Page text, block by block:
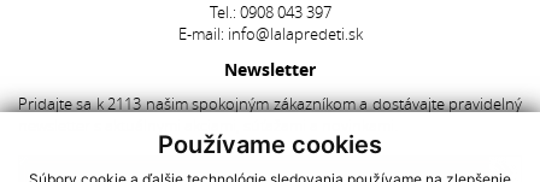
Používame cookies
Tel.: 0908 043 397
E-mail: info@lalapredeti.sk
Newsletter
Pridajte sa k 2113 našim spokojným zákazníkom a dostávajte pravidelný